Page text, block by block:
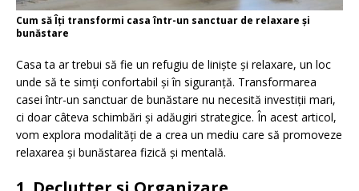
Cum să Îți transformi casa într-un sanctuar de relaxare și
bunăstare
Casa ta ar trebui să fie un refugiu de liniște și relaxare, un loc
unde să te simți confortabil și în siguranță. Transformarea
casei într-un sanctuar de bunăstare nu necesită investiții mari,
ci doar câteva schimbări și adăugiri strategice. În acest articol,
vom explora modalități de a crea un mediu care să promoveze
relaxarea și bunăstarea fizică și mentală.